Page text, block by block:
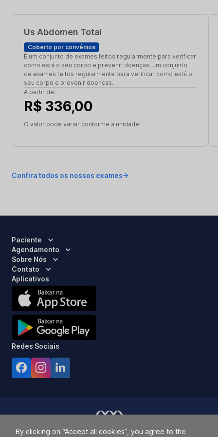
By clicking on “Accept all cookies”, you agree to the
Us Abdomen Total
Coberto por convênios
É um conjunto de exames feitos regularmente para verificar
como está o seu corpo e prevenir doenças. um conjunto
de exames feitos regularmente para verificar como está o
seu corpo e prevenir doenças.
A partir de:
R$ 336,00
O valor pode variar conforme a unidade
Confira todos os nossos exames
Paciente
Agendamento
Sobre Nós
Contato
Aplicativos
Redes Sociais